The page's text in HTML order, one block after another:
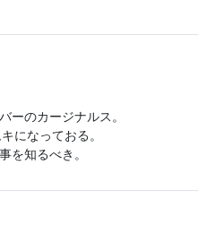
ーのカージナルス。
になっておる。
を知るべき。